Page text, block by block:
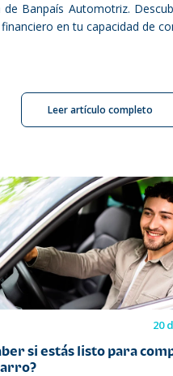
de Banpaís Automotriz.
en tu capacidad de
Leer artículo completo
20
si estás listo para